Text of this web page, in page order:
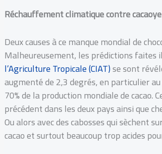
Réchauffement climatique contre
Deux causes à ce manque mondial de
Malheureusement, les prédictions faites
l’Agriculture Tropicale (CIAT)se sont
augmenté de 2,3 degrés, en particulier
70% de la production mondiale de
précédent dans les deux pays ainsi que
Ou alors avec des cabosses qui sèchent
cacao et surtout beaucoup trop acides